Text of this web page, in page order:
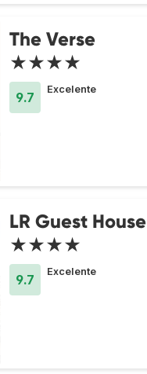
The Verse
★★★★
9.7
Excelente
LR Guest House
★★★★
9.7
Excelente